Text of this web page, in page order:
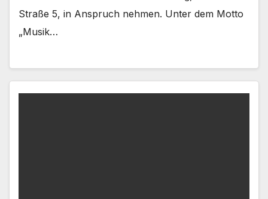
Straße 5, in Anspruch nehmen. Unter dem Motto
„Musik…